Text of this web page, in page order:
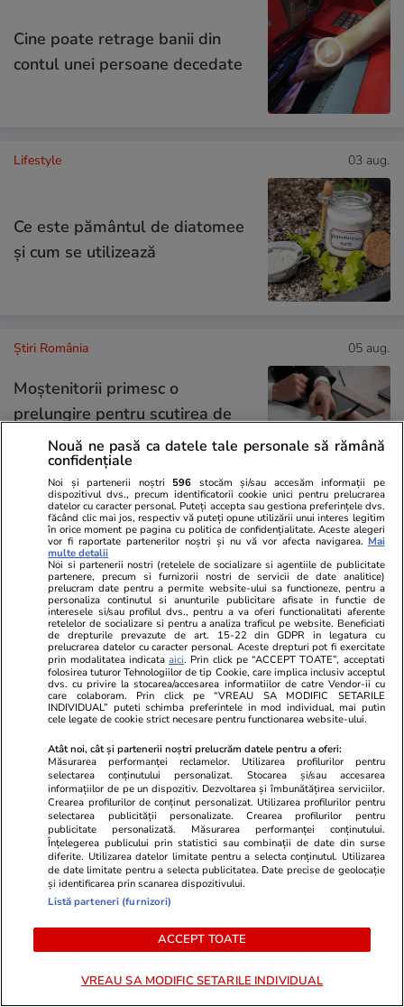
Cine poate retrage banii din
contul unei persoane decedate
Lifestyle 03 aug.
Ce este pământul de diatomee
și cum se utilizează
Știri România 05 aug.
Moștenitorii primesc o
prelungire pentru scutirea de
impozitul pe succesiune, după
atacul cibernetic de la ANCPI
Știri România 05 aug.
ROMATSA poate primi
finanțare de la stat prin Exim
Banca Românească. Legea a
fost promulgată
Știri România 05 aug.
Scufundarea celor patru barje în
Dunăre pentru creșterea
debitului apei spre Centrala de
la Cernavodă, amânată pentru
Știri România
Iarina Taban, fondatoarea
important program educațional
Nouă ne pasă ca datele tale personale să rămână
confidențiale
Noi și partenerii noștri 596 stocăm și/sau accesăm informații pe
dispozitivul dvs., precum identificatorii cookie unici pentru prelucrarea
datelor cu caracter personal. Puteți accepta sau gestiona preferințele dvs.
făcând clic mai jos, respectiv vă puteți opune utilizării unui interes legitim
în orice moment pe pagina cu politica de confidențialitate. Aceste alegeri
vor fi raportate partenerilor noștri și nu vă vor afecta navigarea. Mai
multe detalii
Noi si partenerii nostri (retelele de socializare si agentiile de publicitate
partenere, precum si furnizorii nostri de servicii de date analitice)
prelucram date pentru a permite website-ului sa functioneze, pentru a
personaliza continutul si anunturile publicitare afisate in functie de
interesele si/sau profilul dvs., pentru a va oferi functionalitati aferente
retelelor de socializare si pentru a analiza traficul pe website. Beneficiati
de drepturile prevazute de art. 15-22 din GDPR in legatura cu
prelucrarea datelor cu caracter personal. Aceste drepturi pot fi exercitate
prin modalitatea indicataaici. Prin click pe “ACCEPT TOATE”, acceptati
folosirea tuturor Tehnologiilor de tip Cookie, care implica inclusiv acceptul
dvs. cu privire la stocarea/accesarea informatiilor de catre Vendor-ii cu
care colaboram. Prin click pe “VREAU SA MODIFIC SETARILE
INDIVIDUAL” puteti schimba preferintele in mod individual, mai putin
cele legate de cookie strict necesare pentru functionarea website-ului.
Atât noi, cât și partenerii noștri prelucrăm datele pentru a oferi:
Măsurarea performanței reclamelor. Utilizarea profilurilor pentru
selectarea conținutului personalizat. Stocarea și/sau accesarea
informațiilor de pe un dispozitiv. Dezvoltarea și îmbunătățirea serviciilor.
Crearea profilurilor de conținut personalizat. Utilizarea profilurilor pentru
selectarea publicității personalizate. Crearea profilurilor pentru
publicitate personalizată. Măsurarea performanței conținutului.
Înțelegerea publicului prin statistici sau combinații de date din surse
diferite. Utilizarea datelor limitate pentru a selecta conținutul. Utilizarea
de date limitate pentru a selecta publicitatea. Date precise de geolocație
și identificarea prin scanarea dispozitivului.
Listă parteneri (furnizori)
ACCEPT TOATE
VREAU SA MODIFIC SETARILE INDIVIDUAL